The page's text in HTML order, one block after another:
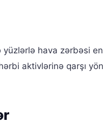
hava zərbəsi
aktivlərinə qarşı